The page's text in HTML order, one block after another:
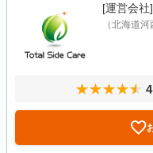
[運営会社]
（北海道